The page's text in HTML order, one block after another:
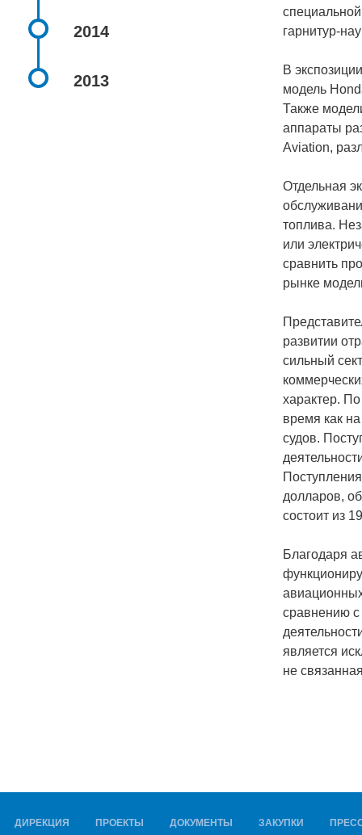
2014
2013
гарнитур-
В
модель
Также
аппараты
Aviation,
Отдельная
топлива.
или
сравнить
рынке
развитии
сильный
характер.
время как
судов.
долларов,
состоит из
Благодаря
сравнению
является
не
ДИРЕКЦИЯ ПРОЕКТЫ ДОКУМЕНТЫ ЗАКУПКИ